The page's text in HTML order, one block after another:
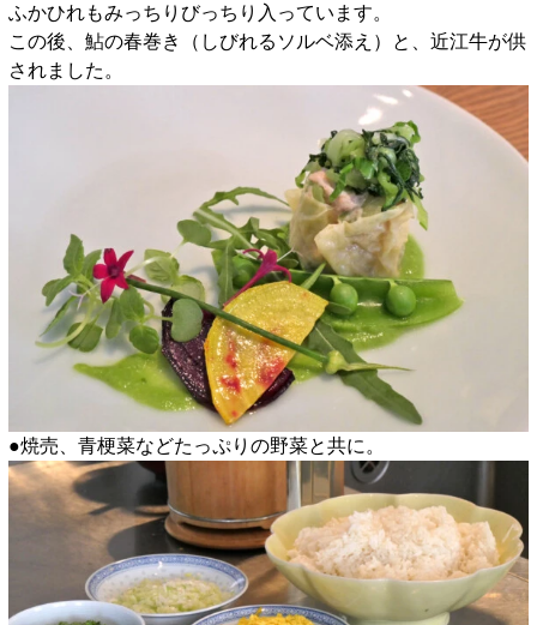
ふかひれもみっちりびっちり入っています。
この後、鮎の春巻き（しびれるソルベ添え）と、近江牛が供
されました。
●焼売、青梗菜などたっぷりの野菜と共に。